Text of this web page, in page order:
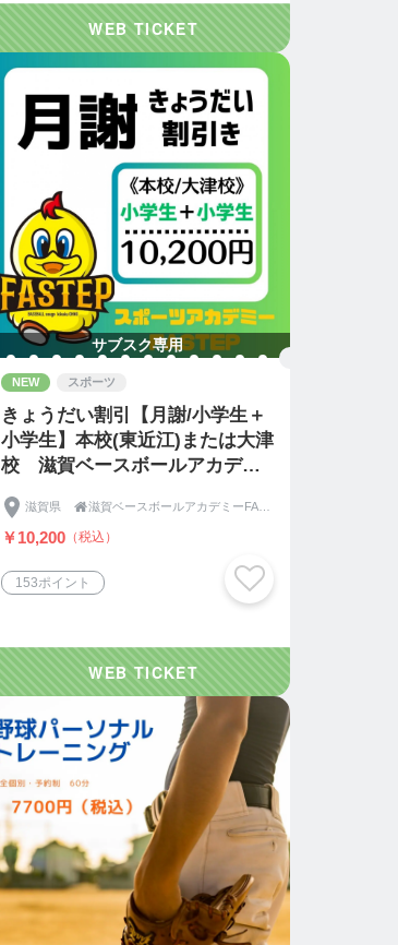
サブスク専用
NEW スポーツ
きょうだい割引【月謝/小学生＋
小学生】本校(東近江)または大津
校 滋賀ベースボールアカデミ
滋賀県 
￥10,200 （税込）
153ポイント